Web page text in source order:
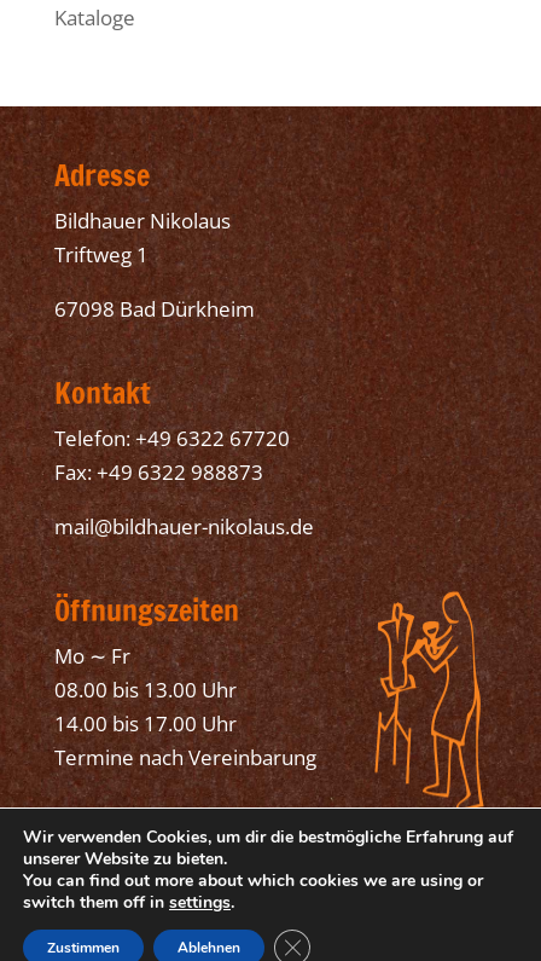
Kataloge
Adresse
Bildhauer Nikolaus
Triftweg 1
67098 Bad Dürkheim
Kontakt
Telefon: +49 6322 67720
Fax: +49 6322 988873
mail@bildhauer-nikolaus.de
Öffnungszeiten
Mo ∼ Fr
08.00 bis 13.00 Uhr
14.00 bis 17.00 Uhr
Termine nach Vereinbarung
© 2025 Bildhauer Mathias Nikolaus, Bad
Dürkheim
Wir verwenden Cookies, um dir die bestmögliche Erfahrung auf
unserer Website zu bieten.
You can find out more about which cookies we are using or
switch them off in settings.
Zustimmen Ablehnen GDPR Cookie-Banner schließen